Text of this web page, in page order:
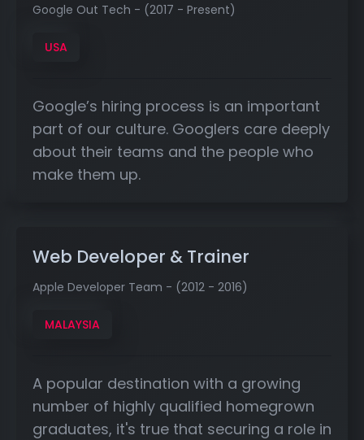
Google Out Tech - (2017 - Present)
USA
Google’s hiring process is an important
part of our culture. Googlers care deeply
about their teams and the people who
make them up.
Web Developer & Trainer
Apple Developer Team - (2012 - 2016)
MALAYSIA
A popular destination with a growing
number of highly qualified homegrown
graduates, it's true that securing a role in